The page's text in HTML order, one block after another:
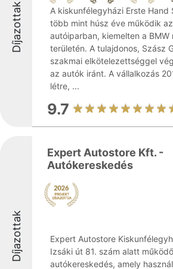
Díjazottak
A kiskunfélegyházi Erste Hand
több mint húsz éve működik az
autóiparban, kiemelten a BMW
területén. A tulajdonos, Szász
szakmai elkötelezettséggel
az autók iránt. A vállalkozás
létre, ...
9.7
Díjazottak
Expert Autostore Kft. -
Autókereskedés
Expert Autostore
Izsáki út 81. szám alatt működő
autókereskedés, amely